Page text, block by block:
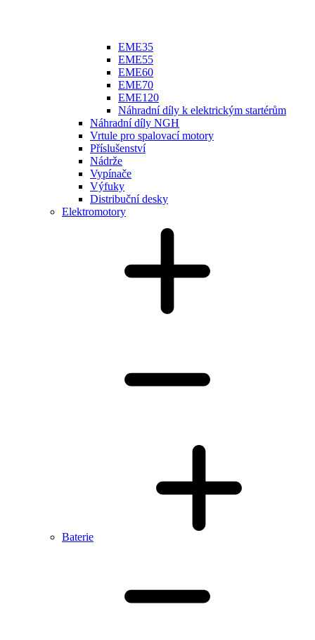
EME35
EME55
EME60
EME70
EME120
Náhradní díly k elektrickým startérům
Náhradní díly NGH
Vrtule pro spalovací motory
Příslušenství
Nádrže
Vypínače
Výfuky
Distribuční desky
Elektromotory
Baterie